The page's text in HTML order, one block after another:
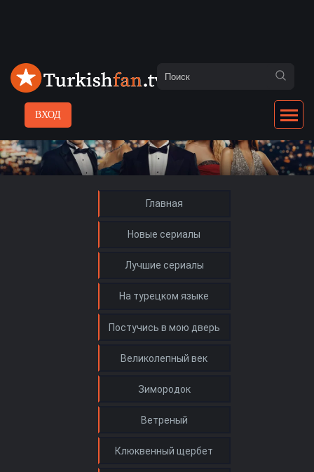
ВХОД
Главная
Новые сериалы
Лучшие сериалы
На турецком языке